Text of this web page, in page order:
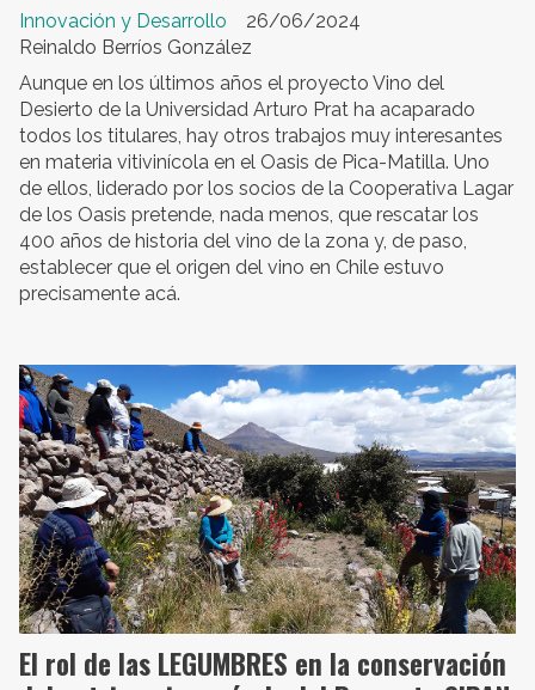
Reinaldo Berríos González
Innovación y Desarrollo 26/06/2024
Aunque en los últimos años el proyecto Vino del
Desierto de la Universidad Arturo Prat ha acaparado
todos los titulares, hay otros trabajos muy interesantes
en materia vitivinícola en el Oasis de Pica-Matilla. Uno
de ellos, liderado por los socios de la Cooperativa Lagar
de los Oasis pretende, nada menos, que rescatar los
400 años de historia del vino de la zona y, de paso,
establecer que el origen del vino en Chile estuvo
precisamente acá.
El rol de las LEGUMBRES en la conservación